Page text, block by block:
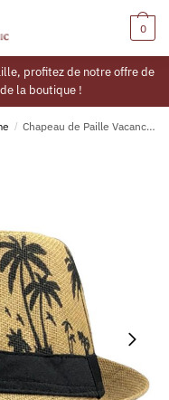
0
profitez de notre offre de
la boutique !
/ Chapeau de Paille Vacances